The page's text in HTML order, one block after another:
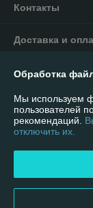
Контакты
Доставка и
График работы
Полная версия
Политика
Сайт создан на
Обработка
Мы используем
пользователей
рекомендаций.
отключить их.